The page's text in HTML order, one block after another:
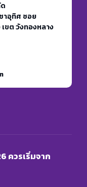
าอุทิศ ซอย
ขต วังทองหลาง
ควรเริ่มจาก